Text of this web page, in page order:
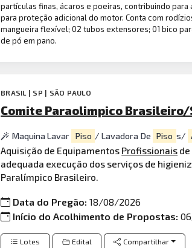
partículas finas, ácaros e poeiras, contribuindo
para proteção adicional do motor. Conta com
mangueira flexível; 02 tubos extensores; 01 bico
de pó em pano.
BRASIL | SP | SÃO PAULO
Comite Paraolimpico Brasileiro/
Maquina Lavar Piso / Lavadora De Piso s/
Aquisição de Equipamentos Profissionais de
adequada execução dos serviços de
Paralímpico Brasileiro.
Data do Pregão:18/08/2026
Início do Acolhimento de Propostas:
Lotes Edital Compartilhar